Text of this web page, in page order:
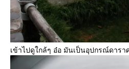
เข้าไปดูใกล้ๆ อ๋อ มันเป็นอุปกรณ์ดารา